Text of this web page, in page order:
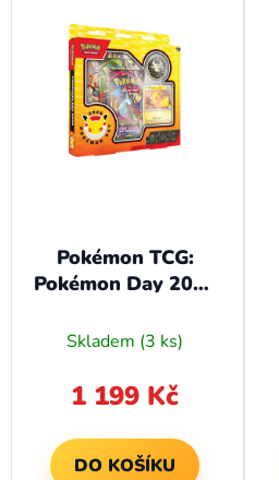
Pokémon TCG:
Pokémon Day 2026
Skladem (3 ks)
1 199 Kč
DO KOŠÍKU